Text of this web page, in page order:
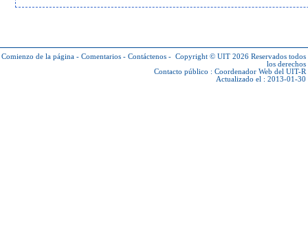
Comienzo de la página - Comentarios - Contáctenos - Copyright © UIT 2026 Reservados todos
los derechos
Contacto público : Coordenador Web del UIT-R
Actualizado el : 2013-01-30